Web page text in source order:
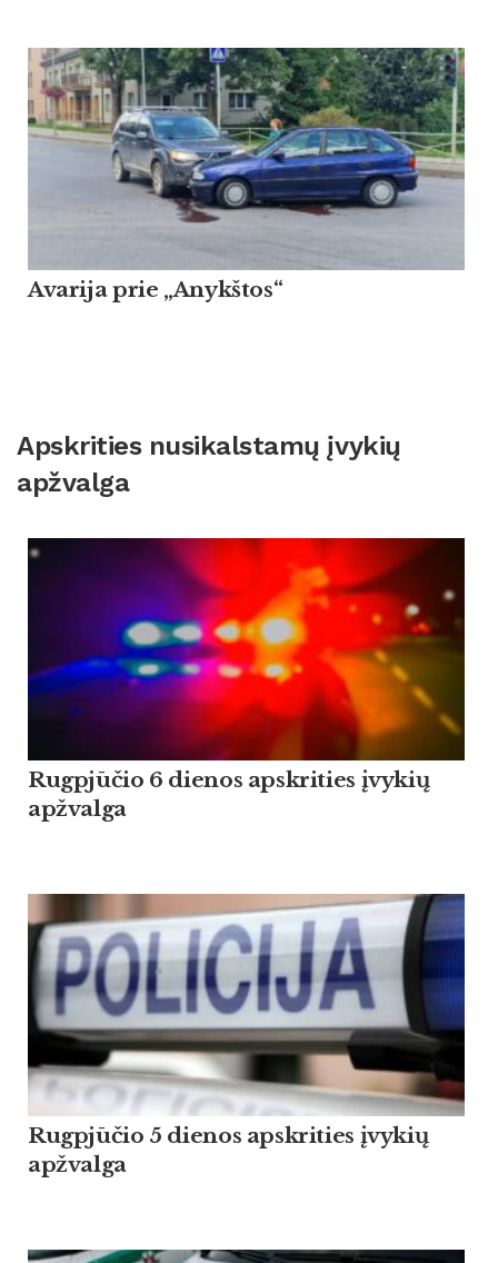
Avarija prie „Anykštos“
Apskrities nusikalstamų įvykių
apžvalga
Rugpjūčio 6 dienos apskrities įvykių
apžvalga
Rugpjūčio 5 dienos apskrities įvykių
apžvalga